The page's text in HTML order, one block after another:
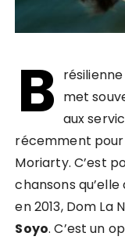
B met
aux
récemment pour
Moriarty. C’est
chansons
en 2013, Dom La
Soyo. C’est un